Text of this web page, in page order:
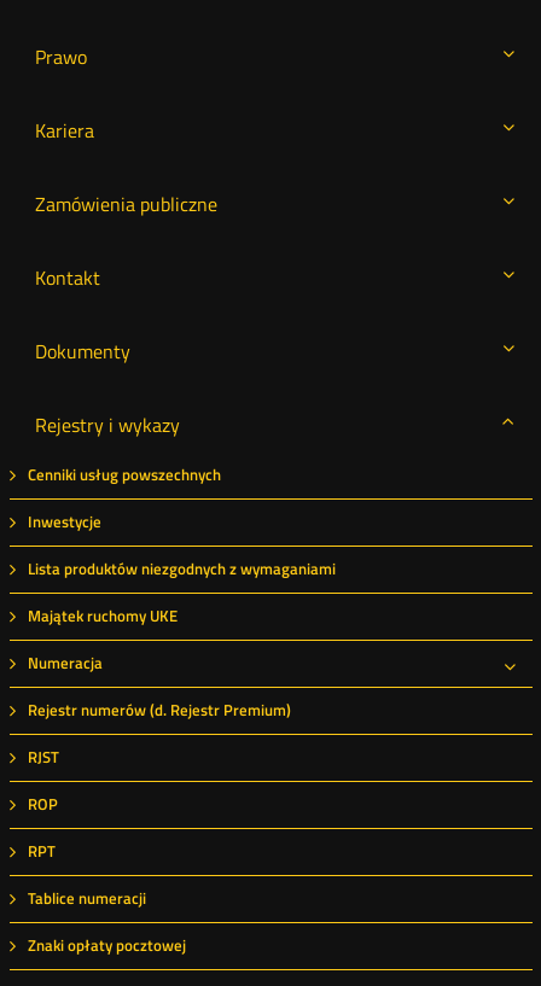
Prawo
Kariera
Zamówienia publiczne
Kontakt
Dokumenty
Rejestry i wykazy
Cenniki usług powszechnych
Inwestycje
Lista produktów niezgodnych z wymaganiami
Majątek ruchomy UKE
Numeracja
Rejestr numerów (d. Rejestr Premium)
RJST
ROP
RPT
Tablice numeracji
Znaki opłaty pocztowej
Miasto